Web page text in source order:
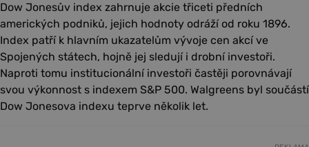
Dow Jonesův index zahrnuje akcie třiceti předních
amerických podniků, jejich hodnoty odráží od roku 1896.
Index patří k hlavním ukazatelům vývoje cen akcí ve
Spojených státech, hojně jej sledují i drobní investoři.
Naproti tomu institucionální investoři častěji porovnávají
svou výkonnost s indexem S&P 500. Walgreens byl součástí
Dow Jonesova indexu teprve několik let.